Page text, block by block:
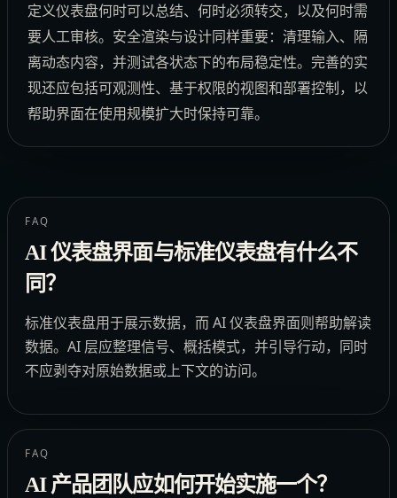
定义仪表盘何时可以总结、何时必须转交，以及何时需
要人工审核。安全渲染与设计同样重要：清理输入、隔
离动态内容，并测试各状态下的布局稳定性。完善的实
现还应包括可观测性、基于权限的视图和部署控制，以
帮助界面在使用规模扩大时保持可靠。
FAQ
AI 仪表盘界面与标准仪表盘有什么不
同？
标准仪表盘用于展示数据，而 AI 仪表盘界面则帮助解读
数据。AI 层应整理信号、概括模式，并引导行动，同时
不应剥夺对原始数据或上下文的访问。
FAQ
AI 产品团队应如何开始实施一个？